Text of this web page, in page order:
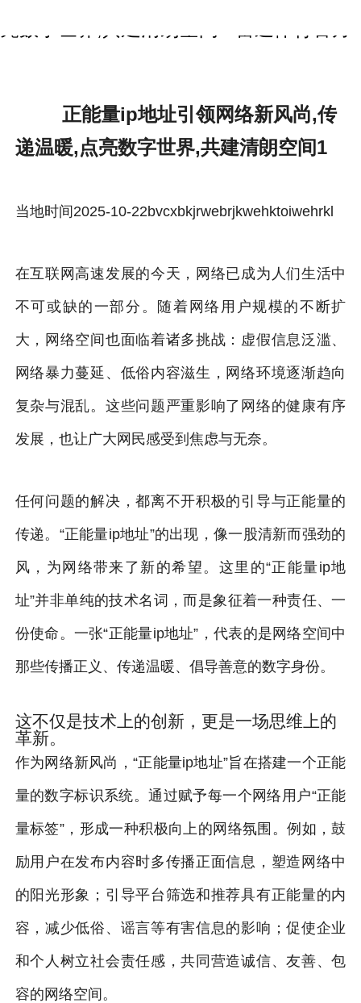
正能量ip地址引领网络新风尚,传
递温暖,点亮数字世界,共建清朗空间1
当地时间2025-10-22bvcxbkjrwebrjkwehktoiwehrkl
在互联网高速发展的今天，网络已成为人们生活中
不可或缺的一部分。随着网络用户规模的不断扩
大，网络空间也面临着诸多挑战：虚假信息泛滥、
网络暴力蔓延、低俗内容滋生，网络环境逐渐趋向
复杂与混乱。这些问题严重影响了网络的健康有序
发展，也让广大网民感受到焦虑与无奈。
任何问题的解决，都离不开积极的引导与正能量的
传递。“正能量ip地址”的出现，像一股清新而强劲的
风，为网络带来了新的希望。这里的“正能量ip地
址”并非单纯的技术名词，而是象征着一种责任、一
份使命。一张“正能量ip地址”，代表的是网络空间中
那些传播正义、传递温暖、倡导善意的数字身份。
这不仅是技术上的创新，更是一场思维上的
革新。
作为网络新风尚，“正能量ip地址”旨在搭建一个正能
量的数字标识系统。通过赋予每一个网络用户“正能
量标签”，形成一种积极向上的网络氛围。例如，鼓
励用户在发布内容时多传播正面信息，塑造网络中
的阳光形象；引导平台筛选和推荐具有正能量的内
容，减少低俗、谣言等有害信息的影响；促使企业
和个人树立社会责任感，共同营造诚信、友善、包
容的网络空间。